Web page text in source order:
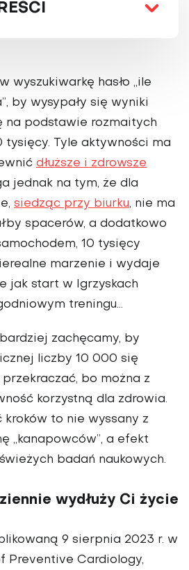
wyszukiwarkę hasło „ile
by wysypały się wyniki
na podstawie rozmaitych
tysięcy. Tyle aktywności ma
dłuższe i zdrowsze
jednak na tym, że dla
siedząc przy biurku, nie ma
spacerów, a dodatkowo
10 tysięcy
marzenie i wydaje
jak start w Igrzyskach
treningu…
zachęcamy, by
liczby 10 000 się
bo można z
korzystną dla zdrowia.
kroków to nie wyssany z
„kanapowców”, a efekt
badań naukowych.
wydłuży Ci życie
9 sierpnia 2023 r. w
Preventive Cardiology,